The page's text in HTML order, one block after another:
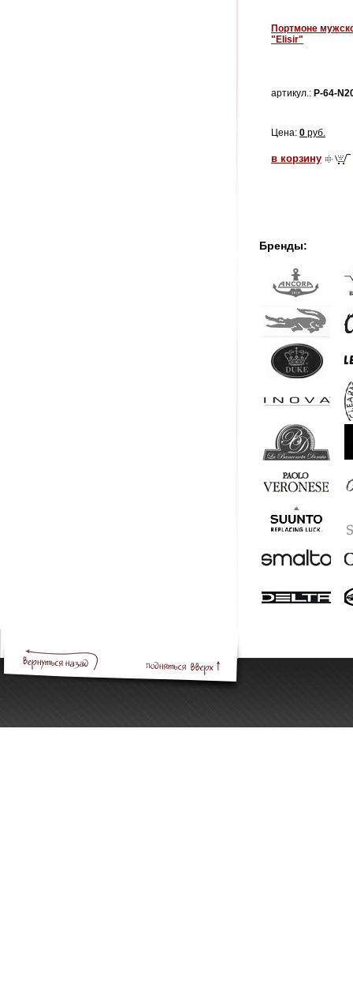
Портмоне
"Elisir"
артикул.: P-64-
Цена: 0 руб.
в корзину
Бренды: